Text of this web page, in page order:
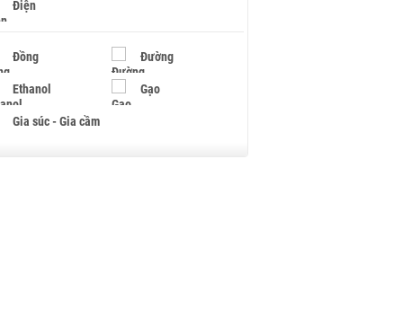
Điện
Đồng Đường
Ethanol Gạo
Gia súc - Gia cầm